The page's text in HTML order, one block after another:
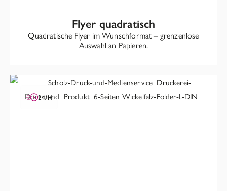
Flyer quadratisch
Quadratische Flyer im Wunschformat – grenzenlose
Auswahl an Papieren.
24/H